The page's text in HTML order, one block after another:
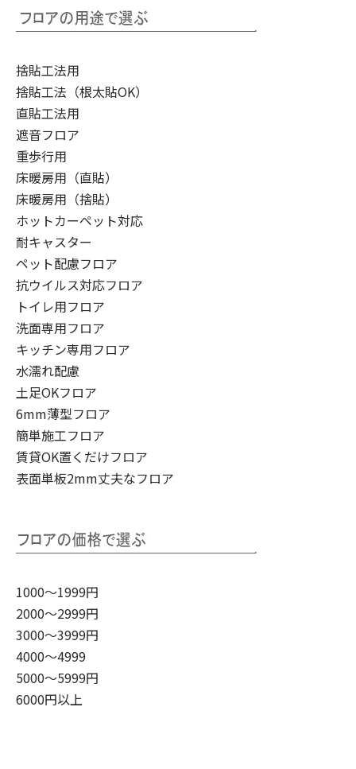
捨貼工法用
捨貼工法（根太貼OK）
直貼工法用
遮音フロア
重歩行用
床暖房用（直貼）
床暖房用（捨貼）
ホットカーペット対応
耐キャスター
ペット配慮フロア
抗ウイルス対応フロア
トイレ用フロア
洗面専用フロア
キッチン専用フロア
水濡れ配慮
土足OKフロア
6mm薄型フロア
簡単施工フロア
賃貸OK置くだけフロア
表面単板2mm丈夫なフロア
1000～1999円
2000～2999円
3000～3999円
4000～4999
5000～5999円
6000円以上